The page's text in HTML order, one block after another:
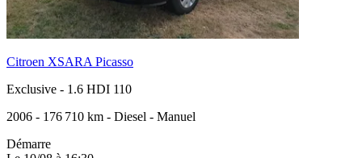
Citroen XSARA Picasso
Exclusive - 1.6 HDI 110
2006 - 176 710 km - Diesel - Manuel
Démarre